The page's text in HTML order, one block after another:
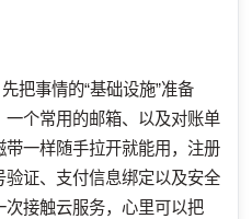
把事情的“基础设施”准备
个常用的邮箱、以及对账单
一样随手拉开就能用，注册
证、支付信息绑定以及安全
接触云服务，心里可以把